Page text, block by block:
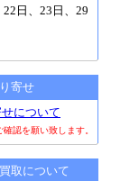
日、23日、29
寄せ
について
認を願い致します。
取について